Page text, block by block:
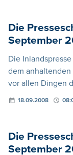
Die
September
Die
dem
vor allen Dingen
18.09.2008
Die
September